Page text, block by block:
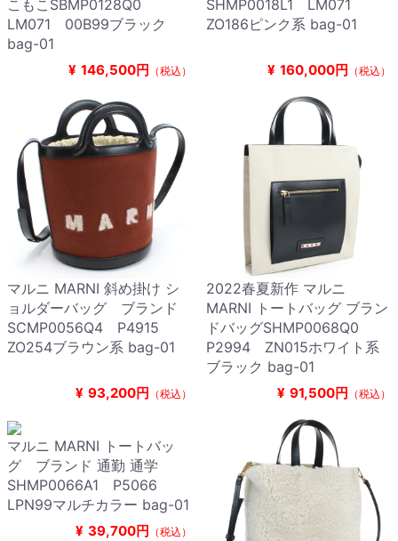
こもこSBMP0128Q0
LM071 00B99ブラック
bag-01
¥ 146,500円 （税込）
SHMP0018L1 LM071
ZO186ピンク系 bag-01
¥ 160,000円 （税込）
マルニ MARNI 斜め掛け シ
ョルダーバッグ ブランド
SCMP0056Q4 P4915
ZO254ブラウン系 bag-01
¥ 93,200円 （税込）
2022春夏新作 マルニ
MARNI トートバッグ ブラン
ドバッグSHMP0068Q0
P2994 ZN015ホワイト系
ブラック bag-01
¥ 91,500円 （税込）
マルニ MARNI トートバッ
グ ブランド 通勤 通学
SHMP0066A1 P5066
LPN99マルチカラー bag-01
¥ 39,700円 （税込）